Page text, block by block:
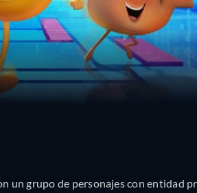
un grupo de personajes con entidad